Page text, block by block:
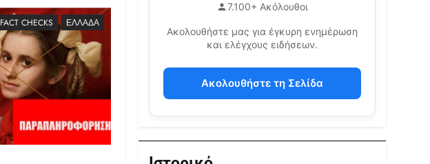
FACT CHECKS ΕΛΛΆΔΑ
7.100+ Ακόλουθοι
Ακολουθήστε μας για έγκυρη ενημέρωση
και ελέγχους ειδήσεων.
Ακολουθήστε τη Σελίδα